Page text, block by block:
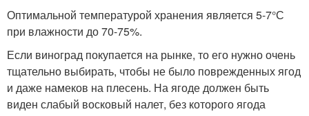
Оптимальной температурой хранения является 5-7°С
при влажности до 70-75%.
Если виноград покупается на рынке, то его нужно очень
тщательно выбирать, чтобы не было поврежденных ягод
и даже намеков на плесень. На ягоде должен быть
виден слабый восковый налет, без которого ягода